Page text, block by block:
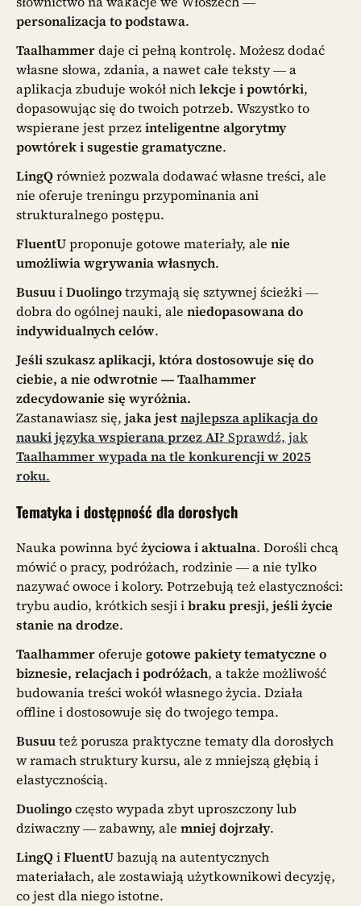
personalizacja to podstawa.
Taalhammerdaje ci pełną kontrolę. Możesz dodać
własne słowa, zdania, a nawet całe teksty — a
aplikacja zbuduje wokół nichlekcje i powtórki,
dopasowując się do twoich potrzeb. Wszystko to
wspierane jest przezinteligentne algorytmy
powtórek i sugestie gramatyczne.
LingQrównież pozwala dodawać własne treści, ale
nie oferuje treningu przypominania ani
strukturalnego postępu.
FluentUproponuje gotowe materiały, ale nie
umożliwia wgrywania własnych.
BusuuiDuolingotrzymają się sztywnej ścieżki —
dobra do ogólnej nauki, ale niedopasowana do
indywidualnych celów.
Jeśli szukasz aplikacji, która dostosowuje się do
ciebie, a nie odwrotnie — Taalhammer
zdecydowanie się wyróżnia.
Zastanawiasz się, jaka jestnajlepsza aplikacja do
nauki języka wspierana przez AI? Sprawdź, jak
Taalhammer wypada na tle konkurencji w 2025
roku.
Tematyka i dostępność dla dorosłych
Nauka powinna byćżyciowa i aktualna. Dorośli chcą
mówić o pracy, podróżach, rodzinie — a nie tylko
nazywać owoce i kolory. Potrzebują też elastyczności:
trybu audio, krótkich sesji ibraku presji, jeśli życie
stanie na drodze.
Taalhammeroferuje gotowe pakiety tematyczne o
biznesie, relacjach i podróżach, a także możliwość
budowania treści wokół własnego życia. Działa
offline i dostosowuje się do twojego tempa.
Busuuteż porusza praktyczne tematy dla dorosłych
w ramach struktury kursu, ale z mniejszą głębią i
elastycznością.
Duolingoczęsto wypada zbyt uproszczony lub
dziwaczny — zabawny, ale mniej dojrzały.
LingQiFluentUbazują na autentycznych
materiałach, ale zostawiają użytkownikowi decyzję,
co jest dla niego istotne.